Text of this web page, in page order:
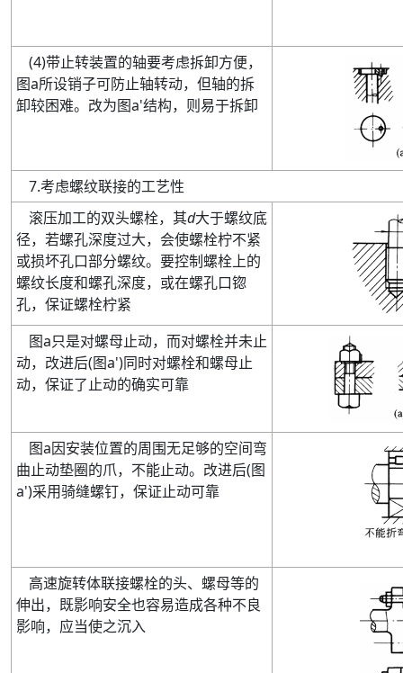
(4)带止转装置的轴要考虑拆卸方便，
图a所设销子可防止轴转动，但轴的拆
卸较困难。改为图a'结构，则易于拆卸
7.考虑螺纹联接的工艺性
滚压加工的双头螺栓，其d大于螺纹底
径，若螺孔深度过大，会使螺栓柠不紧
或损坏孔口部分螺纹。要控制螺栓上的
螺纹长度和螺孔深度，或在螺孔口锪
孔，保证螺栓柠紧
图a只是对螺母止动，而对螺栓并未止
动，改进后(图a')同时对螺栓和螺母止
动，保证了止动的确实可靠
图a因安装位置的周围无足够的空间弯
曲止动垫圈的爪，不能止动。改进后(图
a')采用骑缝螺钉，保证止动可靠
高速旋转体联接螺栓的头、螺母等的
伸出，既影响安全也容易造成各种不良
影响，应当使之沉入